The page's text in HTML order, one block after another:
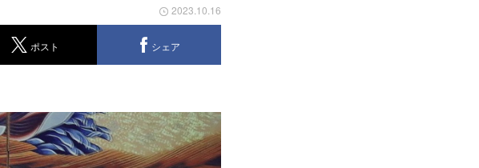
2023.10.16
ポスト シェア